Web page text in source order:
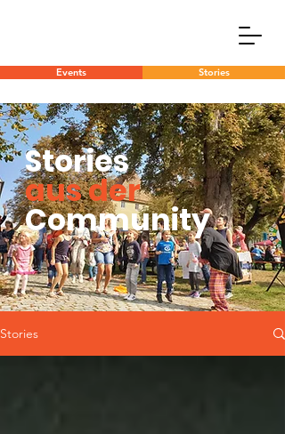
Events Stories
Stories
aus der
Community
Stories